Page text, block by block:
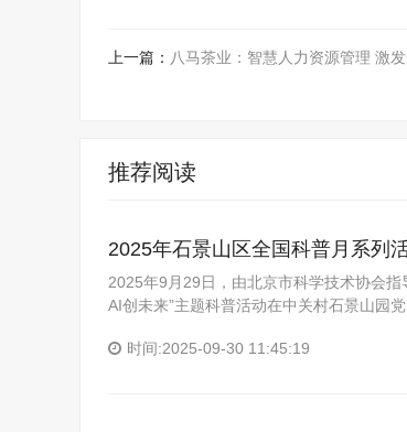
上一篇： 八马茶业：智慧人力资源管理 激
推荐阅读
2025年石景山区全国科普月系列
2025年9月29日，由北京市科学技术协会
AI创未来”主题科普活动在中关村石景山园
时间:2025-09-30 11:45:19